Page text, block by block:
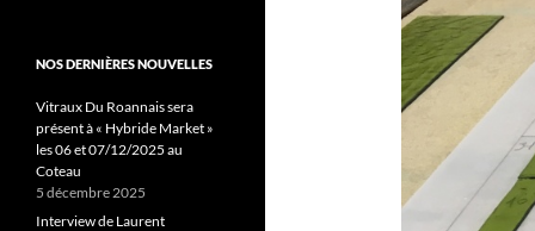
NOS DERNIÈRES NOUVELLES
Vitraux Du Roannais sera
présent à « Hybride Market »
les 06 et 07/12/2025 au
Coteau
5 décembre 2025
Interview de Laurent